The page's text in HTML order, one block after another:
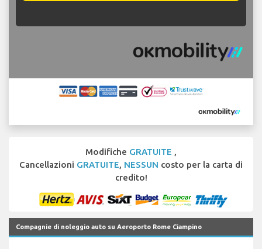
Modifiche GRATUITE ,
Cancellazioni GRATUITE, NESSUN costo per la carta di
credito!
Compagnie di noleggio auto su Aeroporto Rome Ciampino